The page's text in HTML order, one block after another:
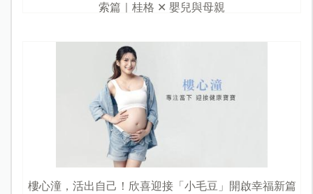
索篇｜桂格 ✕ 嬰兒與母親
樓心潼，活出自己！欣喜迎接「小毛豆」開啟幸福新篇